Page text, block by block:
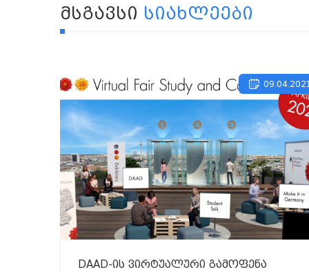
ᲛᲡᲒᲐᲕᲡᲘ ᲡᲘᲐᲮᲚᲔᲔᲑᲘ
09.04.2021
DAAD-ის ვირტუალური გამოფენა